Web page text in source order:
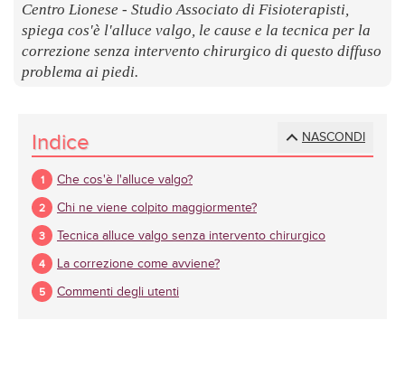
Centro Lionese - Studio Associato di Fisioterapisti,
spiega cos'è l'alluce valgo, le cause e la tecnica per la
correzione senza intervento chirurgico di questo diffuso
problema ai piedi.
NASCONDI
Indice
Che cos'è l'alluce valgo?
Chi ne viene colpito maggiormente?
Tecnica alluce valgo senza intervento chirurgico
La correzione come avviene?
Commenti degli utenti